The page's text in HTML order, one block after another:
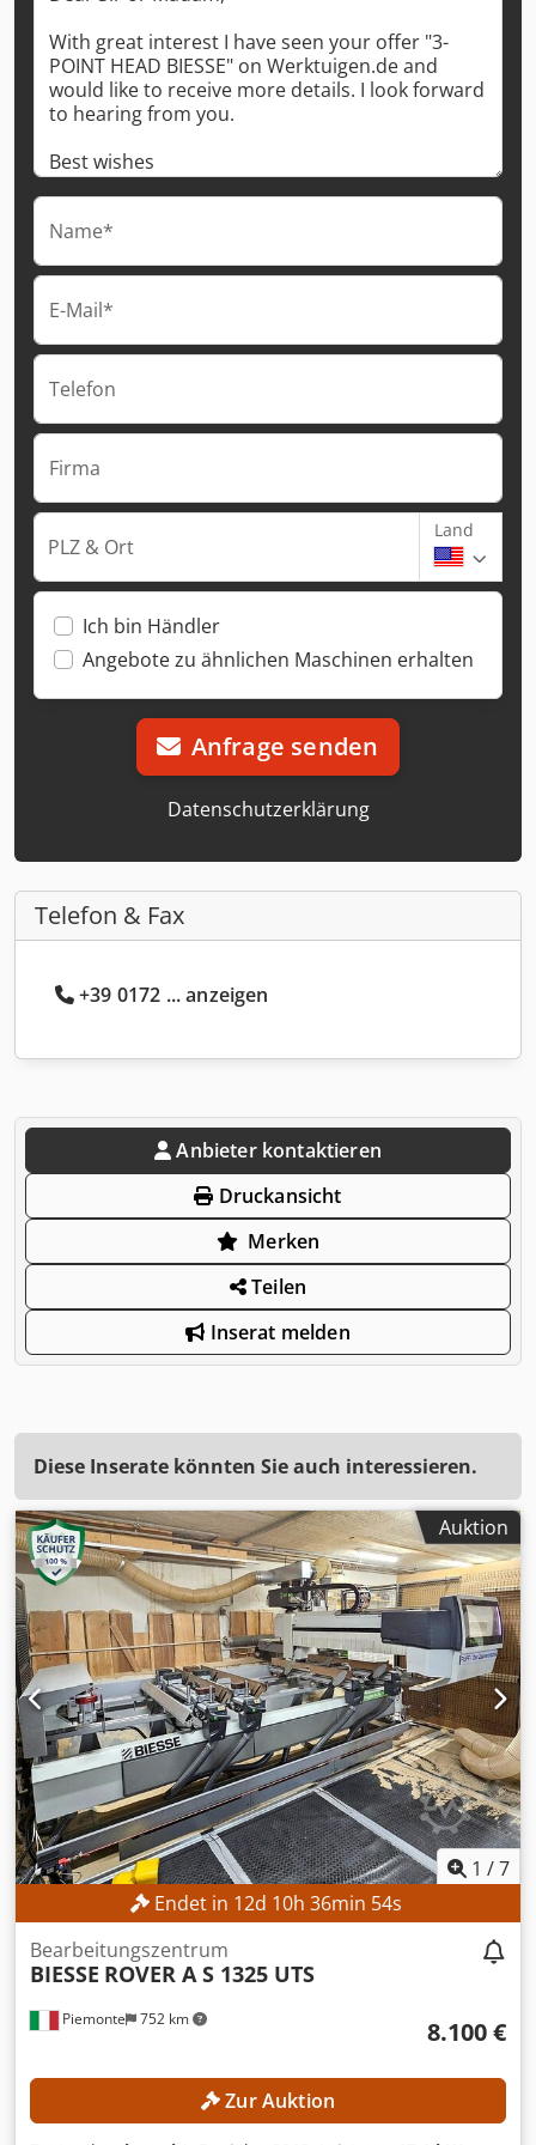
Name*
E-Mail*
Telefon
Firma
PLZ & Ort
Land
Ich bin Händler
Angebote zu ähnlichen Maschinen erhalten
Anfrage senden
Datenschutzerklärung
Telefon & Fax
+39 0172 ... anzeigen
Anbieter kontaktieren
Druckansicht
Merken
Teilen
Inserat melden
Diese Inserate könnten Sie auch interessieren.
Auktion
1 /7
Endet in 12d 10h 36min 53s
Piemonte 752 km
Bearbeitungszentrum
BIESSE ROVER A S 1325 UTS
8.100 €
Zur Auktion